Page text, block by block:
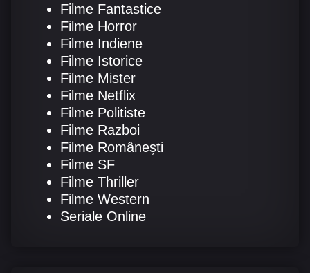
Filme Fantastice
Filme Horror
Filme Indiene
Filme Istorice
Filme Mister
Filme Netflix
Filme Politiste
Filme Razboi
Filme Românești
Filme SF
Filme Thriller
Filme Western
Seriale Online